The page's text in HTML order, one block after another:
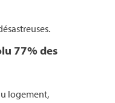
77% des
logement,